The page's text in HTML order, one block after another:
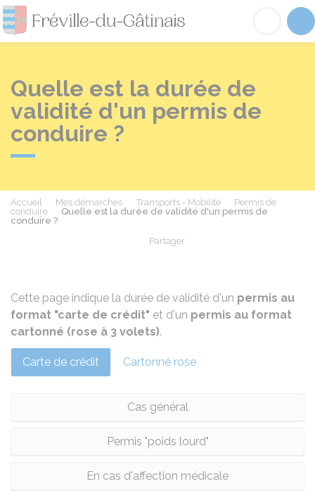
Fréville-du-
Quelle est la durée de
validité d'un permis de
conduire ?
Accueil Mes démarches Transports - Mobilité
Permis de
conduire
Quelle est la durée de validité d'un permis de
conduire ?
Partager
Cette page indique la durée de validité d'un permis au
format "carte de crédit" et d'un permis au format
cartonné (rose à 3 volets).
Carte de crédit Cartonné rose
Cas général
Permis "poids lourd"
En cas d'affection médicale